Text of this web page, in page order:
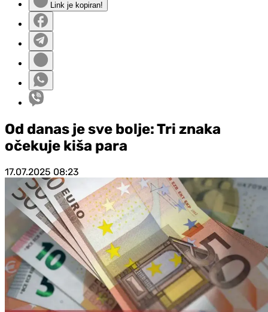
Link je kopiran!
Od danas je sve bolje: Tri znaka
očekuje kiša para
17.07.2025 08:23